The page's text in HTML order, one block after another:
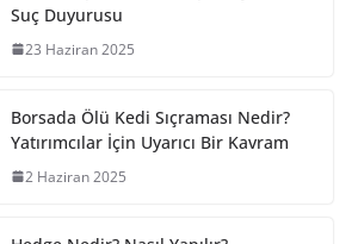
Suç Duyurusu
23 Haziran 2025
Borsada Ölü Kedi Sıçraması Nedir?
Yatırımcılar İçin Uyarıcı Bir Kavram
2 Haziran 2025